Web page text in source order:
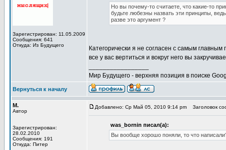
Зарегистрирован: 11.05.2009
Сообщения: 641
Откуда: Из Будущего
Но вы почему-то считаете, что какие-то
будьте любезны назвать эти принципы,
разве это аргумент ?
Категорически я не согласен с самым
все у вас вертиться и вокруг него вы
Мир Будущего - верхняя позиция в поиске
Вернуться к началу
М.
Автор
Зарегистрирован:
28.02.2010
Сообщения: 191
Откуда: Питер
Добавлено: Ср Май 05, 2010 9:14 pm Заголовок
was_bornin писал(а):
Вы вообще хорошо поняли, то что